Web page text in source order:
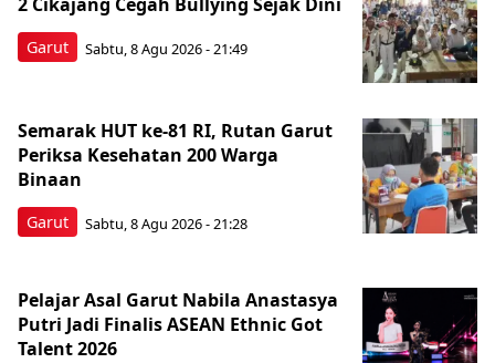
Garut Sabtu, 8 Agu 2026 - 21:49
Garut
Semarak HUT ke-81 RI, Rutan Garut
Periksa Kesehatan 200 Warga
Binaan
Sabtu, 8 Agu 2026 - 21:28
Pelajar Asal Garut Nabila Anastasya
Putri Jadi Finalis ASEAN Ethnic Got
Talent 2026